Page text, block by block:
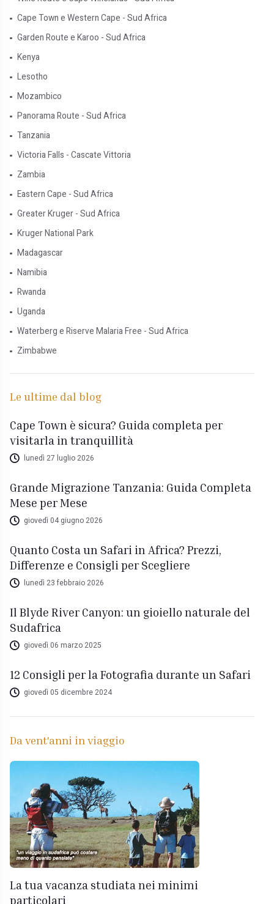
Cape Town e Western Cape - Sud Africa
Garden Route e Karoo - Sud Africa
Kenya
Lesotho
Mozambico
Panorama Route - Sud Africa
Tanzania
Victoria Falls - Cascate Vittoria
Zambia
Eastern Cape - Sud Africa
Greater Kruger - Sud Africa
Kruger National Park
Madagascar
Namibia
Rwanda
Uganda
Waterberg e Riserve Malaria Free - Sud Africa
Zimbabwe
Le ultime dal blog
Cape Town è sicura? Guida completa per
visitarla in tranquillità
lunedì 27 luglio 2026
Grande Migrazione Tanzania: Guida Completa
Mese per Mese
giovedì 04 giugno 2026
Quanto Costa un Safari in Africa? Prezzi,
Differenze e Consigli per Scegliere
lunedì 23 febbraio 2026
Il Blyde River Canyon: un gioiello naturale del
Sudafrica
giovedì 06 marzo 2025
12 Consigli per la Fotografia durante un Safari
giovedì 05 dicembre 2024
Da vent'anni in viaggio
La tua vacanza studiata nei minimi
particolari